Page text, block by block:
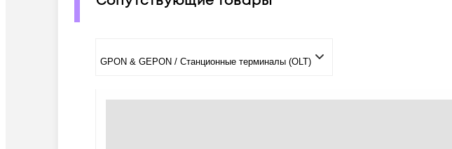
GPON & GEPON / Станционные терминалы (OLT)